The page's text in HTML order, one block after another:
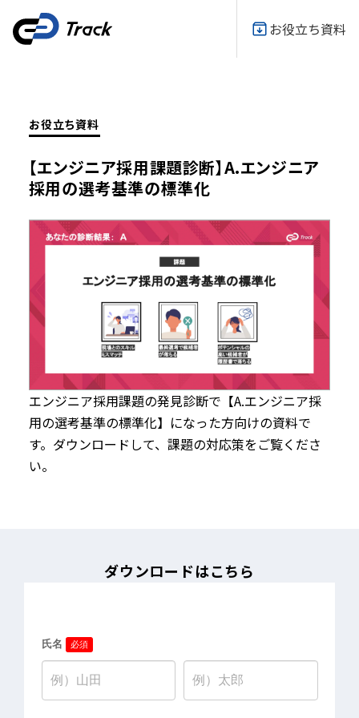
お役立ち資料
お役立ち資料
【エンジニア採用課題診断】A.エンジニア
採用の選考基準の標準化
エンジニア採用課題の発見診断で【A.エンジニア採
用の選考基準の標準化】になった方向けの資料で
す。ダウンロードして、課題の対応策をご覧くださ
い。
ダウンロードはこちら